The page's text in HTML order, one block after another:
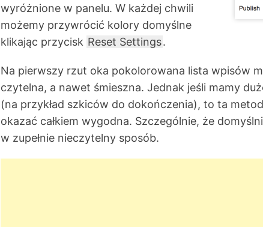
wyróżnione w panelu. W każdej chwili
możemy przywrócić kolory domyślne
klikając przycisk Reset Settings.
Na pierwszy rzut oka pokolorowana lista wpisów
czytelna, a nawet śmieszna. Jednak jeśli mamy
(na przykład szkiców do dokończenia), to ta
okazać całkiem wygodna. Szczególnie, że
w zupełnie nieczytelny sposób.